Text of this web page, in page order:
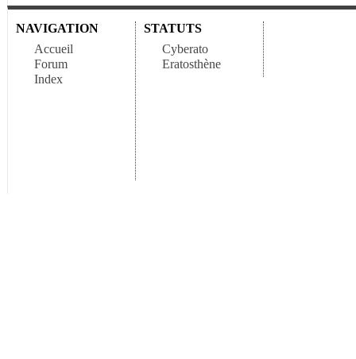
NAVIGATION
Accueil
Forum
Index
STATUTS
Cyberato
Eratosthène